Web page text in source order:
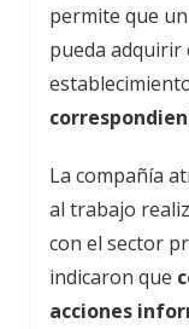
permite que
pueda adquirir
La compañía
al trabajo
con el sector
indicaron que
acciones